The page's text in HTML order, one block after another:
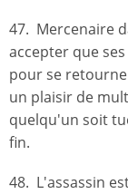
47. Mercenaire
accepter que
pour se
un plaisir de
quelqu'un soit
fin.
48. L'assassin